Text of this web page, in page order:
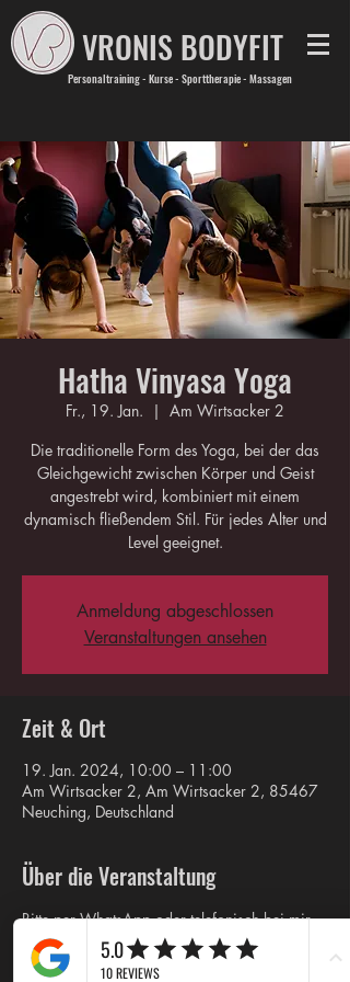
VRONIS BODYFIT
Personaltraining - Kurse - Sporttherapie - Massagen
Hatha Vinyasa Yoga
Fr., 19. Jan.
  |
Am Wirtsacker 2
Die traditionelle Form des Yoga, bei der das
Gleichgewicht zwischen Körper und Geist
angestrebt wird, kombiniert mit einem
dynamisch fließendem Stil. Für jedes Alter und
Level geeignet.
Anmeldung abgeschlossen
Veranstaltungen ansehen
Zeit & Ort
19. Jan. 2024, 10:00 – 11:00
Am Wirtsacker 2, Am Wirtsacker 2, 85467
Neuching, Deutschland
Über die Veranstaltung
Bitte per WhatsApp oder telefonisch bei mir
vorab melden.